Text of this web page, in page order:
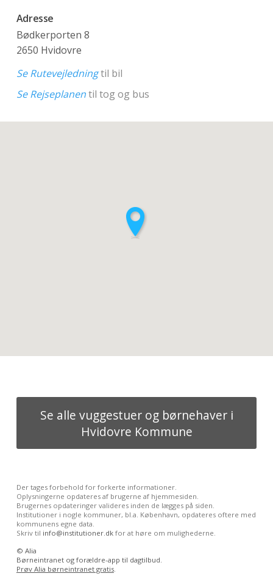
Adresse
Bødkerporten 8
2650 Hvidovre
Se Rutevejledningtil bil
Se Rejseplanentil tog og bus
Se alle vuggestuer og børnehaver i
Hvidovre Kommune
Der tages forbehold for forkerte informationer.
Oplysningerne opdateres af brugerne af hjemmesiden.
Brugernes opdateringer valideres inden de lægges på siden.
Institutioner i nogle kommuner, bl.a. København, opdateres oftere med
kommunens egne data.
Skriv til info@institutioner.dkfor at høre om mulighederne.
© Alia
Børneintranet og forældre-app til dagtilbud.
Prøv Alia børneintranet gratis.